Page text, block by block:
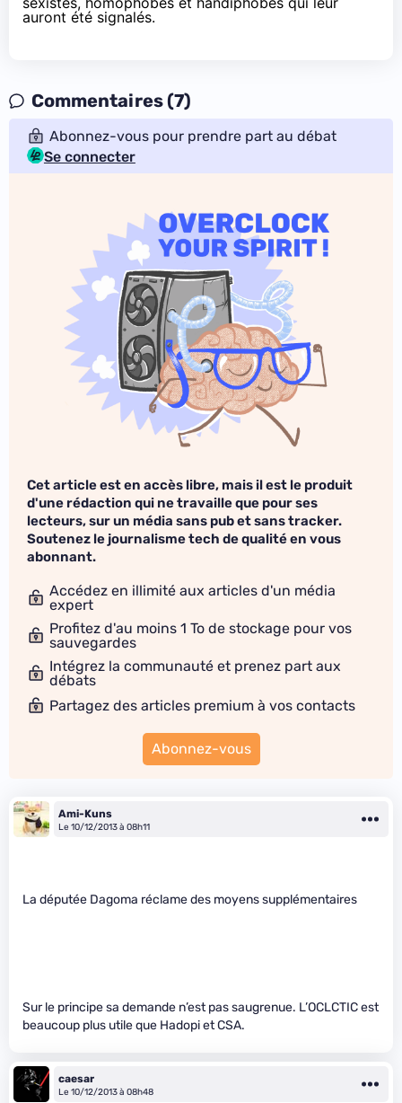
auront été signalés.
Commentaires (7)
Abonnez-vous pour prendre part au débat
Se connecter
Cet article est en accès libre, mais il est le produit
d'une rédaction qui ne travaille que pour ses
lecteurs, sur un média sans pub et sans tracker.
Soutenez le journalisme tech de qualité en vous
abonnant.
Accédez en illimité aux articles d'un média
expert
Profitez d'au moins 1 To de stockage pour vos
sauvegardes
Intégrez la communauté et prenez part aux
débats
Partagez des articles premium à vos contacts
Abonnez-vous
Ami-Kuns
Le 10/12/2013 à 08h11
La députée Dagoma réclame des moyens supplémentaires
Sur le principe sa demande n’est pas saugrenue. L’OCLCTIC est
beaucoup plus utile que Hadopi et CSA.
caesar
Le 10/12/2013 à 08h48